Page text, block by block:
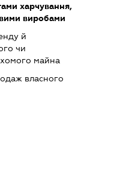
харчування,
виробами
й
чи
майна
власного